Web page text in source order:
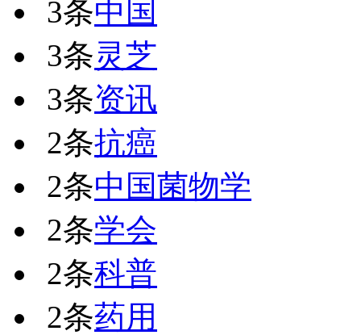
3条中国
3条灵芝
3条资讯
2条抗癌
2条中国菌物学
2条学会
2条科普
2条药用